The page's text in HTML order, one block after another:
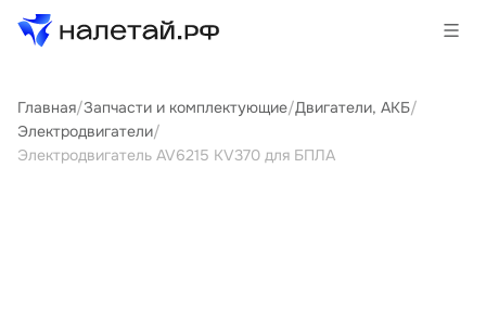
Товары
Услуги
Главная/Запчасти и комплектующие/Двигатели, АКБ/
Электродвигатели/
Электродвигатель AV6215 KV370 для БПЛА